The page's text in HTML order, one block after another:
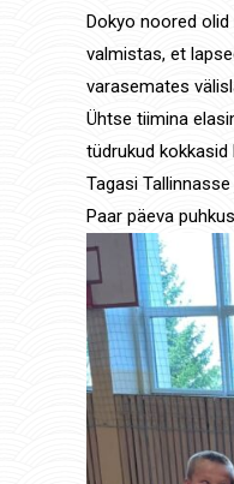
Dokyo noored
valmistas, et
varasemates
Ühtse tiimina
tüdrukud
Tagasi
Paar päeva